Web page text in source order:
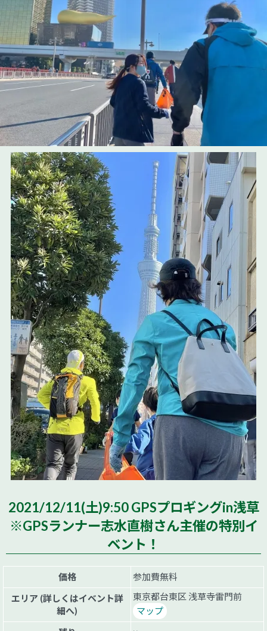
2021/12/11(土)9:50 GPSプロギングin浅草
※GPSランナー志水直樹さん主催の特別イ
ベント！
価格
参加費無料
エリア (詳しくはイベント詳
細へ)
東京都台東区 浅草寺雷門前
マップ